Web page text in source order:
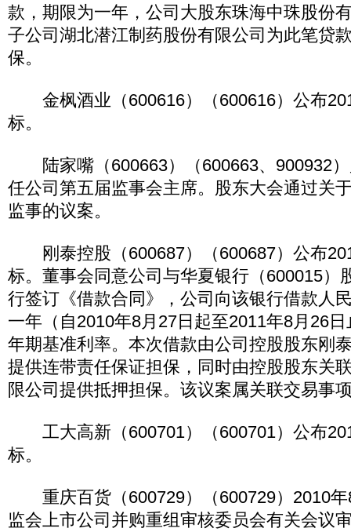
款，期限为一年，公司大股东珠海中珠股份
子公司湖北潜江制药股份有限公司为此笔贷
保。
金枫酒业（600616）（600616）公布
标。
陆家嘴（600663）（600663、900932）
任公司第五届监事会主席。股东大会通过关
监事的议案。
刚泰控股（600687）（600687）公布
标。董事会同意公司与华夏银行（600015）
行签订《借款合同》，公司向该银行借款人
一年（自2010年8月27日起至2011年8月26
年期基准利率。本次借款由公司控股股东刚
提供连带责任保证担保，同时由控股股东关
限公司提供抵押担保。该议案属关联交易事
工大高新（600701）（600701）公布
标。
重庆百货（600729）（600729）2010年
监会上市公司并购重组审核委员会有关会议